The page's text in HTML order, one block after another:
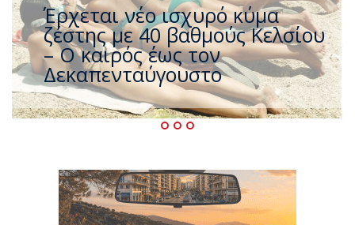
Άφαντος ο Τσίπρας… την ώρα
που η χώρα καίγεται